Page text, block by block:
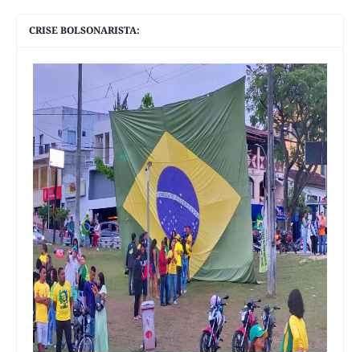
CRISE BOLSONARISTA: